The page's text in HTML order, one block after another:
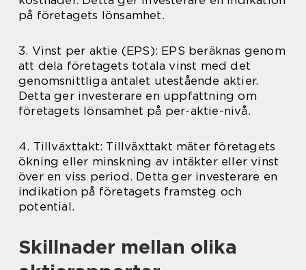
på företagets lönsamhet.
3. Vinst per aktie (EPS): EPS beräknas genom
att dela företagets totala vinst med det
genomsnittliga antalet utestående aktier.
Detta ger investerare en uppfattning om
företagets lönsamhet på per-aktie-nivå.
4. Tillväxttakt: Tillväxttakt mäter företagets
ökning eller minskning av intäkter eller vinst
över en viss period. Detta ger investerare en
indikation på företagets framsteg och
potential.
Skillnader mellan olika